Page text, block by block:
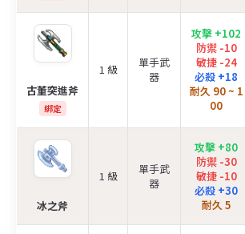
古董突進斧
綁定
1 級
單手武
器
攻擊 +102
防禦 -10
敏捷 -24
必殺 +18
耐久 90 ~ 1
00
冰之斧
1 級
單手武
器
攻擊 +80
防禦 -30
敏捷 -10
必殺 +30
耐久 5